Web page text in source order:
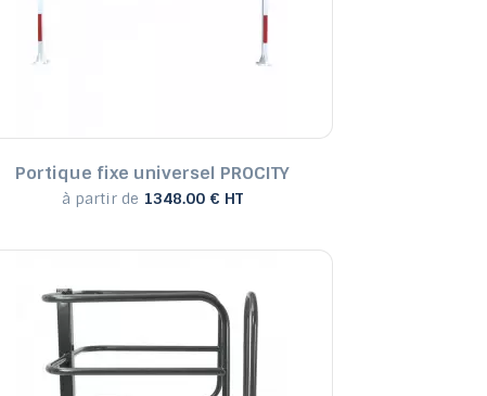
Portique fixe universel PROCITY
à partir de 1348.00 € HT